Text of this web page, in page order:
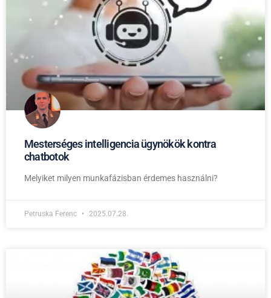
Mesterséges intelligencia ügynökök kontra
chatbotok
Melyiket milyen munkafázisban érdemes használni?
Petruska Ferenc 2025.07.28.